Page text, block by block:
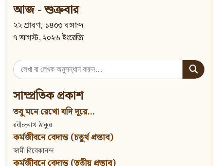
আজ - শুক্রবার
২২ শ্রাবণ, ১৪৩৩ বঙ্গাব্দ
৭ আগস্ট, ২০২৬ ইংরেজি
Search
for:
সাম্প্রতিক প্রকাশ
তবু মনে রেখো যদি দূরে...
রবীন্দ্রনাথ ঠাকুর
কর্মজীবনে বেদান্ত (চতুর্থ প্রস্তাব)
স্বামী বিবেকানন্দ